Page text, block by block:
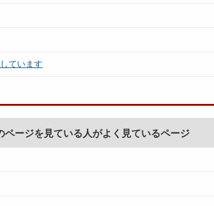
ています
ページを見ている人がよく見ているページ